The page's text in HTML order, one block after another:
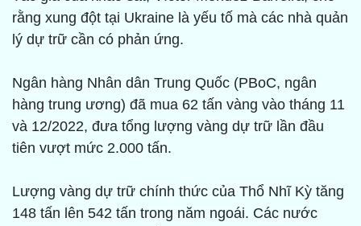
rằng xung đột tại Ukraine là yếu tố mà các nhà quản
lý dự trữ cần có phản ứng.
Ngân hàng Nhân dân Trung Quốc (PBoC, ngân
hàng trung ương) đã mua 62 tấn vàng vào tháng 11
và 12/2022, đưa tổng lượng vàng dự trữ lần đầu
tiên vượt mức 2.000 tấn.
Lượng vàng dự trữ chính thức của Thổ Nhĩ Kỳ tăng
148 tấn lên 542 tấn trong năm ngoái. Các nước